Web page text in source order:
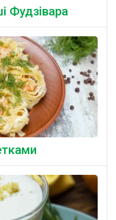
Фудзівара